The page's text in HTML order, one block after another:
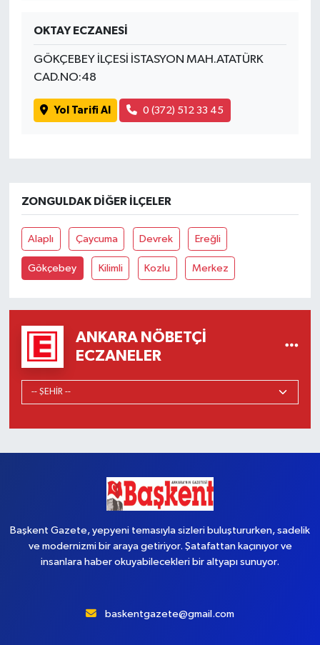
OKTAY ECZANESİ
GÖKÇEBEY İLÇESİ İSTASYON MAH.ATATÜRK
CAD.NO:48
Yol Tarifi Al 0 (372) 512 33 45
ZONGULDAK DIĞER İLÇELER
Alaplı Çaycuma Devrek Ereğli
Gökçebey Kilimli Kozlu Merkez
ANKARA NÖBETÇI
ECZANELER
Başkent Gazete, yepyeni temasıyla sizleri buluştururken, sadelik
ve modernizmi bir araya getiriyor. Şatafattan kaçınıyor ve
insanlara haber okuyabilecekleri bir altyapı sunuyor.
baskentgazete@gmail.com
Yaşam